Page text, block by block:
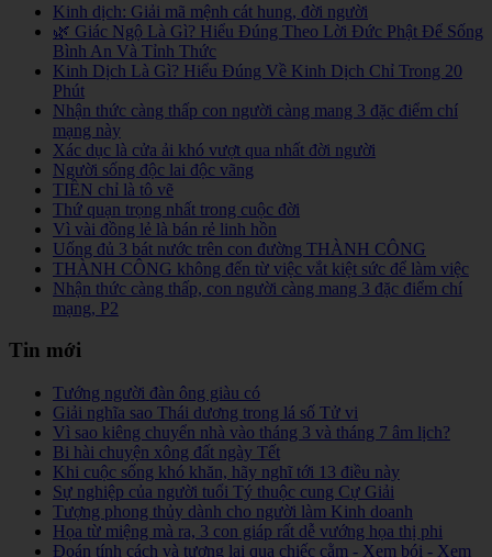
Kinh dịch: Giải mã mệnh cát hung, đời người
🌿 Giác Ngộ Là Gì? Hiểu Đúng Theo Lời Đức Phật Để Sống
Bình An Và Tỉnh Thức
Kinh Dịch Là Gì? Hiểu Đúng Về Kinh Dịch Chỉ Trong 20
Phút
Nhận thức càng thấp con người càng mang 3 đặc điểm chí
mạng này
Xác dục là cửa ải khó vượt qua nhất đời người
Người sống độc lai độc vãng
TIỀN chỉ là tô vẽ
Thứ quạn trọng nhất trong cuộc đời
Vì vài đồng lẻ là bán rẻ linh hồn
Uống đủ 3 bát nước trên con đường THÀNH CÔNG
THÀNH CÔNG không đến từ việc vắt kiệt sức để làm việc
Nhận thức càng thấp, con người càng mang 3 đặc điểm chí
mạng, P2
Tin mới
Tướng người đàn ông giàu có
Giải nghĩa sao Thái dương trong lá số Tử vi
Vì sao kiêng chuyển nhà vào tháng 3 và tháng 7 âm lịch?
Bi hài chuyện xông đất ngày Tết
Khi cuộc sống khó khăn, hãy nghĩ tới 13 điều này
Sự nghiệp của người tuổi Tý thuộc cung Cự Giải
Tượng phong thủy dành cho người làm Kinh doanh
Họa từ miệng mà ra, 3 con giáp rất dễ vướng họa thị phi
Đoán tính cách và tương lai qua chiếc cằm - Xem bói - Xem